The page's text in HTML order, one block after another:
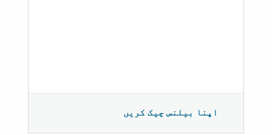
اپنا بیلنس چیک کریں